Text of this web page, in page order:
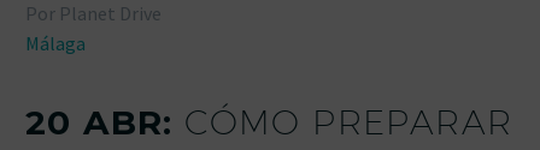
Por Planet Drive
Málaga
20 ABR: CÓMO PREPARAR